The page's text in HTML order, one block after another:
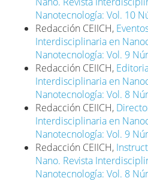
Nanotecnología: Vol. 10
Redacción CEIICH,
Interdisciplinaria en
Nanotecnología: Vol. 9
Redacción CEIICH,
Interdisciplinaria en
Nanotecnología: Vol. 8
Redacción CEIICH,
Interdisciplinaria en
Nanotecnología: Vol. 9
Redacción CEIICH,
Nano. Revista
Nanotecnología: Vol. 8